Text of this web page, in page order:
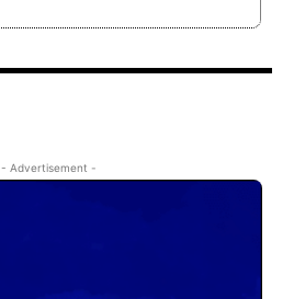
- Advertisement -